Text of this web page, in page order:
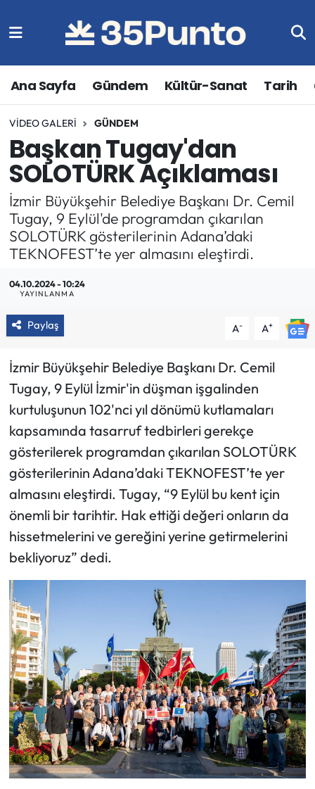
Ana Sayfa Gündem Kültür-Sanat Tarih
VIDEO GALERI GÜNDEM
Başkan Tugay'dan
SOLOTÜRK Açıklaması
İzmir Büyükşehir Belediye Başkanı Dr. Cemil
Tugay, 9 Eylül'de programdan çıkarılan
SOLOTÜRK gösterilerinin Adana’daki
TEKNOFEST’te yer almasını eleştirdi.
04.10.2024 - 10:24
YAYINLANMA
Paylaş A- A+
İzmir Büyükşehir Belediye Başkanı Dr. Cemil
Tugay, 9 Eylül İzmir'in düşman işgalinden
kurtuluşunun 102'nci yıl dönümü kutlamaları
kapsamında tasarruf tedbirleri gerekçe
gösterilerek programdan çıkarılan SOLOTÜRK
gösterilerinin Adana’daki TEKNOFEST’te yer
almasını eleştirdi. Tugay, “9 Eylül bu kent için
önemli bir tarihtir. Hak ettiği değeri onların da
hissetmelerini ve gereğini yerine getirmelerini
bekliyoruz” dedi.